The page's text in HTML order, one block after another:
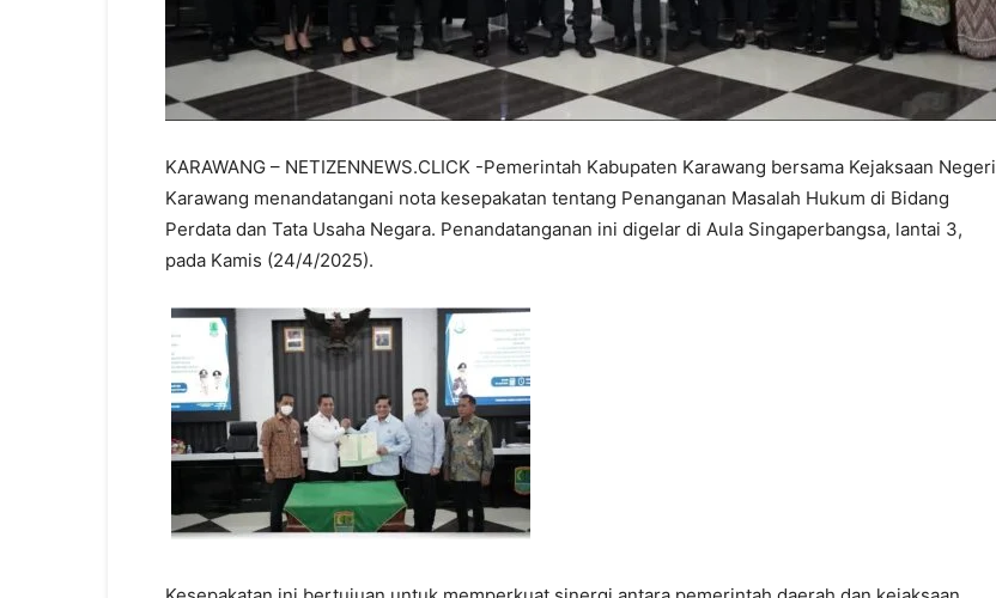
KARAWANG – NETIZENNEWS.CLICK -Pemerintah Kabupaten Karawang bersama Kejaksaan Negeri
Karawang menandatangani nota kesepakatan tentang Penanganan Masalah Hukum di Bidang
Perdata dan Tata Usaha Negara. Penandatanganan ini digelar di Aula Singaperbangsa, lantai 3,
pada Kamis (24/4/2025).